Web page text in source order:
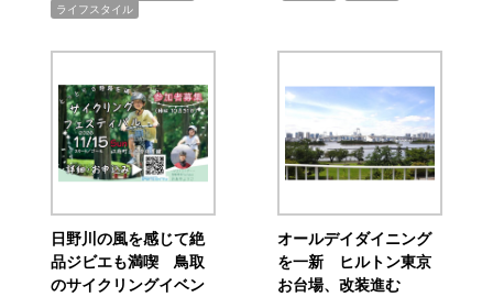
ライフスタイル
日野川の風を感じて絶
品ジビエも満喫 鳥取
のサイクリングイベン
オールデイダイニング
を一新 ヒルトン東京
お台場、改装進む